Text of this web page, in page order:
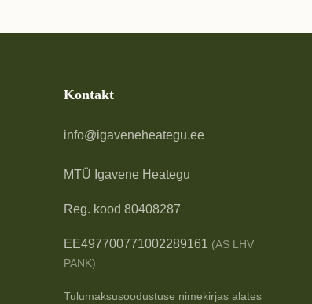
Kontakt
info@igaveneheategu.ee
MTÜ Igavene Heategu
Reg. kood 80408287
EE497700771002289161 (AS LHV
PANK)
Tulumaksusoodustuse nimekirjas alates